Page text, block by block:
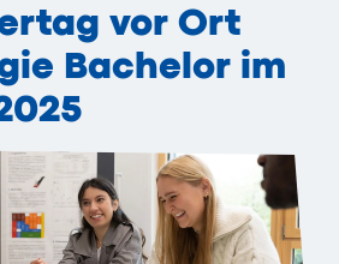
vor Ort
Bachelor im